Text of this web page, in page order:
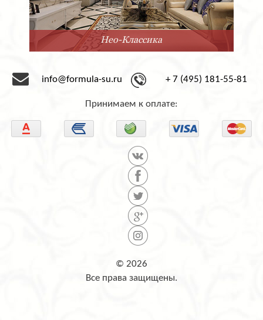
info@formula-su.ru + 7 (495) 181-55-81
Принимаем к оплате:
© 2026
Все права защищены.